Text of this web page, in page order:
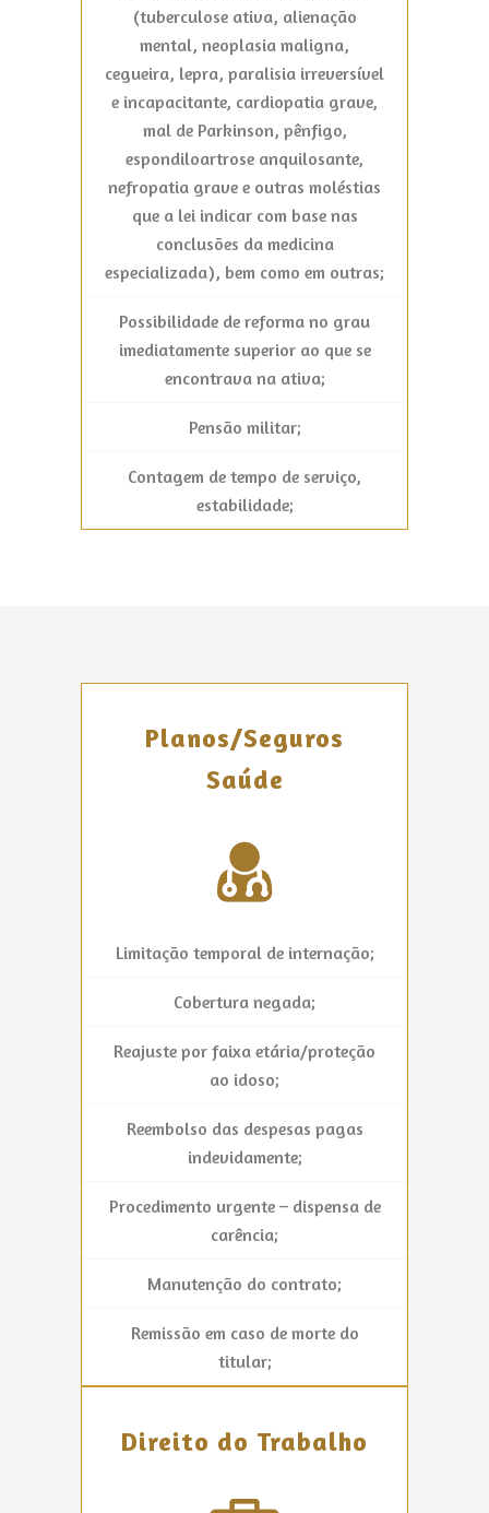
(tuberculose ativa, alienação
mental, neoplasia maligna,
cegueira, lepra, paralisia irreversível
e incapacitante, cardiopatia grave,
mal de Parkinson, pênfigo,
espondiloartrose anquilosante,
nefropatia grave e outras moléstias
que a lei indicar com base nas
conclusões da medicina
especializada), bem como em outras;
Possibilidade de reforma no grau
imediatamente superior ao que se
encontrava na ativa;
Pensão militar;
Contagem de tempo de serviço,
estabilidade;
Planos/Seguros
Saúde
Limitação temporal de internação;
Cobertura negada;
Reajuste por faixa etária/proteção
ao idoso;
Reembolso das despesas pagas
indevidamente;
Procedimento urgente – dispensa de
carência;
Manutenção do contrato;
Remissão em caso de morte do
titular;
Direito do Trabalho